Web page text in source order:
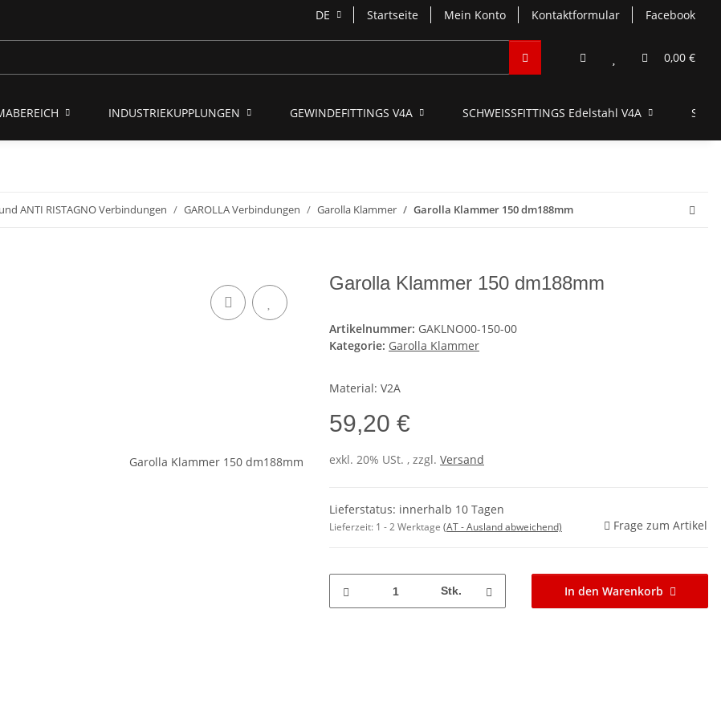
DE Startseite Mein Konto Kontaktformular Facebook
0,00 €
INDUSTRIEKUPPLUNGEN GEWINDEFITTINGS V4A SCHWEISSFITTINGS Edelstahl V4A
ANTI RISTAGNO Verbindungen GAROLLA Verbindungen Garolla Klammer Garolla Klammer 150 dm188mm
Garolla Klammer 150 dm188mm
Artikelnummer: GAKLNO00-150-00
Kategorie: Garolla Klammer
Material: V2A
59,20 €
exkl. 20% USt. , zzgl. Versand
Lieferstatus: innerhalb 10 Tagen
Lieferzeit: 1 - 2 Werktage (AT - Ausland abweichend) Frage zum Artikel
Stk. In den Warenkorb